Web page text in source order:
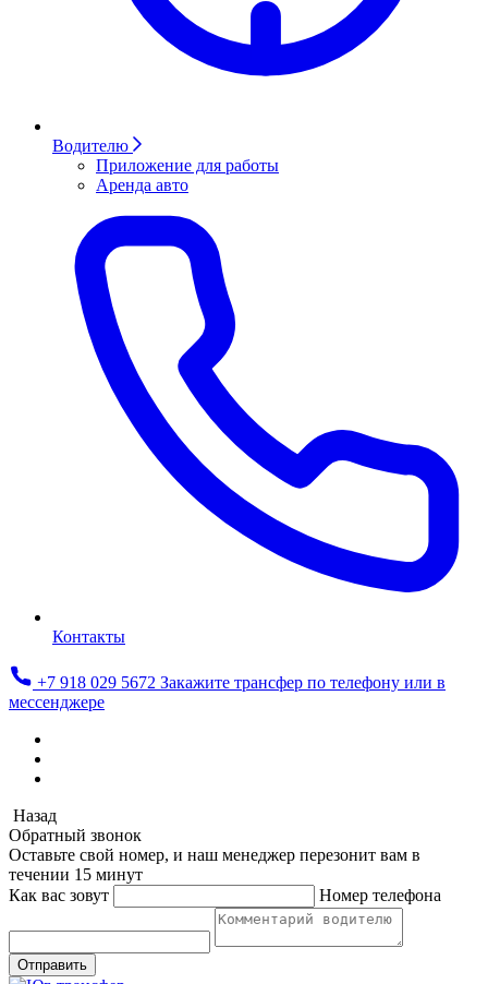
Водителю
Приложение для работы
Аренда авто
Контакты
+7 918 029 5672 Закажите трансфер по телефону или в
мессенджере
Назад
Обратный звонок
Оставьте свой номер, и наш менеджер перезонит вам в
течении 15 минут
Как вас зовут
Номер телефона
Отправить